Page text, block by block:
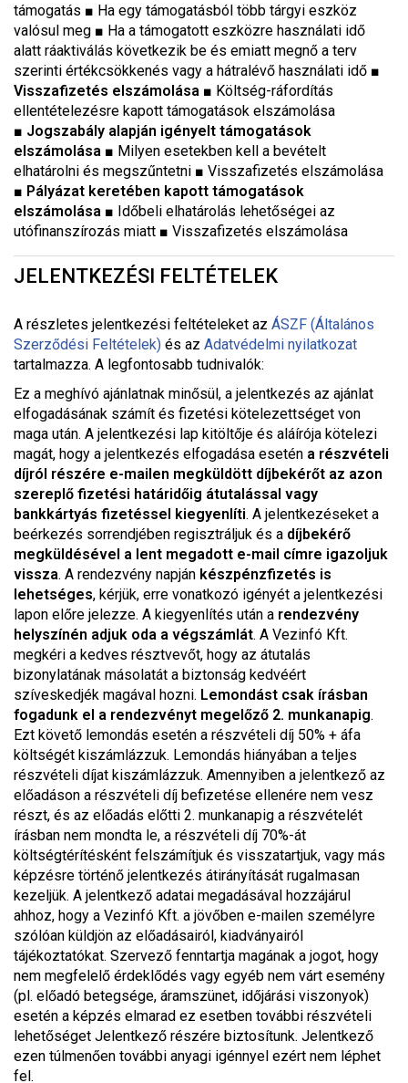
támogatás ■ Ha egy támogatásból több tárgyi eszköz
valósul meg ■ Ha a támogatott eszközre használati idő
alatt ráaktiválás következik be és emiatt megnő a terv
szerinti értékcsökkenés vagy a hátralévő használati idő ■
Visszafizetés elszámolása ■ Költség-ráfordítás
ellentételezésre kapott támogatások elszámolása
■ Jogszabály alapján igényelt támogatások
elszámolása ■ Milyen esetekben kell a bevételt
elhatárolni és megszűntetni ■ Visszafizetés elszámolása
■ Pályázat keretében kapott támogatások
elszámolása ■ Időbeli elhatárolás lehetőségei az
utófinanszírozás miatt ■ Visszafizetés elszámolása
JELENTKEZÉSI FELTÉTELEK
A részletes jelentkezési feltételeket az ÁSZF (Általános
Szerződési Feltételek) és az Adatvédelmi nyilatkozat
tartalmazza. A legfontosabb tudnivalók:
Ez a meghívó ajánlatnak minősül, a jelentkezés az ajánlat
elfogadásának számít és fizetési kötelezettséget von
maga után. A jelentkezési lap kitöltője és aláírója kötelezi
magát, hogy a jelentkezés elfogadása esetén a részvételi
díjról részére e-mailen megküldött díjbekérőt az azon
szereplő fizetési határidőig átutalással vagy
bankkártyás fizetéssel kiegyenlíti. A jelentkezéseket a
beérkezés sorrendjében regisztráljuk és a díjbekérő
megküldésével a lent megadott e-mail címre igazoljuk
vissza. A rendezvény napján készpénzfizetés is
lehetséges, kérjük, erre vonatkozó igényét a jelentkezési
lapon előre jelezze. A kiegyenlítés után a rendezvény
helyszínén adjuk oda a végszámlát. A Vezinfó Kft.
megkéri a kedves résztvevőt, hogy az átutalás
bizonylatának másolatát a biztonság kedvéért
szíveskedjék magával hozni. Lemondást csak írásban
fogadunk el a rendezvényt megelőző 2. munkanapig.
Ezt követő lemondás esetén a részvételi díj 50% + áfa
költségét kiszámlázzuk. Lemondás hiányában a teljes
részvételi díjat kiszámlázzuk. Amennyiben a jelentkező az
előadáson a részvételi díj befizetése ellenére nem vesz
részt, és az előadás előtti 2. munkanapig a részvételét
írásban nem mondta le, a részvételi díj 70%-át
költségtérítésként felszámítjuk és visszatartjuk, vagy más
képzésre történő jelentkezés átirányítását rugalmasan
kezeljük. A jelentkező adatai megadásával hozzájárul
ahhoz, hogy a Vezinfó Kft. a jövőben e-mailen személyre
szólóan küldjön az előadásairól, kiadványairól
tájékoztatókat. Szervező fenntartja magának a jogot, hogy
nem megfelelő érdeklődés vagy egyéb nem várt esemény
(pl. előadó betegsége, áramszünet, időjárási viszonyok)
esetén a képzés elmarad ez esetben további részvételi
lehetőséget Jelentkező részére biztosítunk. Jelentkező
ezen túlmenően további anyagi igénnyel ezért nem léphet
fel.